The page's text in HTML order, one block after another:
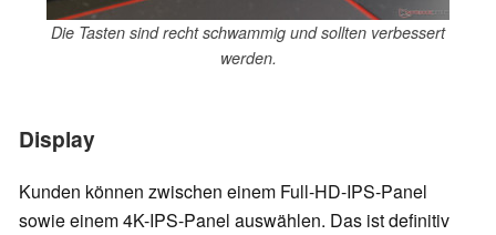
Die Tasten sind recht schwammig und sollten verbessert
werden.
Display
Kunden können zwischen einem Full-HD-IPS-Panel
sowie einem 4K-IPS-Panel auswählen. Das ist definitiv